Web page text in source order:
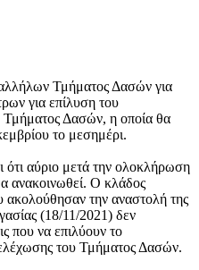
Τμήματος Δασών για
για επίλυση του
Δασών, η οποία θα
το μεσημέρι.
αύριο μετά την ολοκλήρωση
ανακοινωθεί. Ο κλάδος
ακολούθησαν την αναστολή της
(18/11/2021) δεν
που να επιλύουν το
του Τμήματος Δασών.